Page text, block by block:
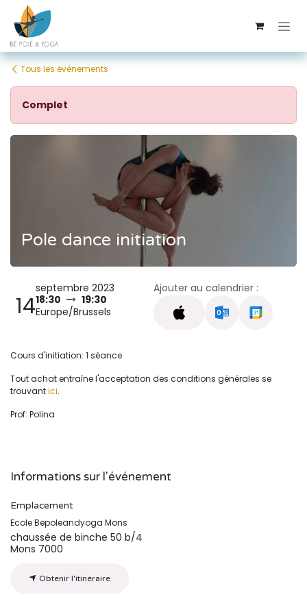
Se rendre au contenu
Tous les événements
Complet
Pole dance initiation
14
septembre 2023
18:30
19:30
Europe/Brussels
Ajouter au calendrier :
Cours d'initiation: 1 séance
Tout achat entraîne l'acceptation des conditions générales se
trouvantici.
Prof: Polina
Informations sur l'événement
Emplacement
Ecole Bepoleandyoga Mons
chaussée de binche 50 b/4
Mons 7000
Obtenir l'itinéraire